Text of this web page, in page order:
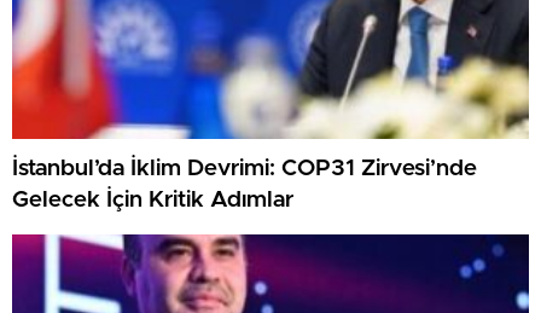
İstanbul’da İklim Devrimi: COP31 Zirvesi’nde
Gelecek İçin Kritik Adımlar